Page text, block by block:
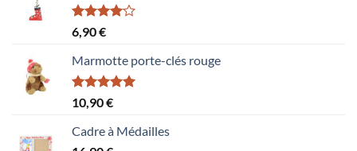
Note
4.00
5
6,90€
Marmotte porte-clés rouge
Note5.00
sur 5
10,90€
Cadre à Médailles